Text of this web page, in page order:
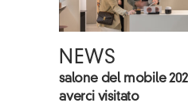
NEWS
salone del mobile
averci visitato